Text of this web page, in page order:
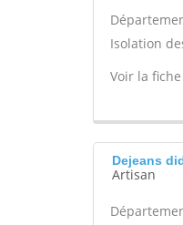
Isolation
Voir la
Dejeans
Artisan